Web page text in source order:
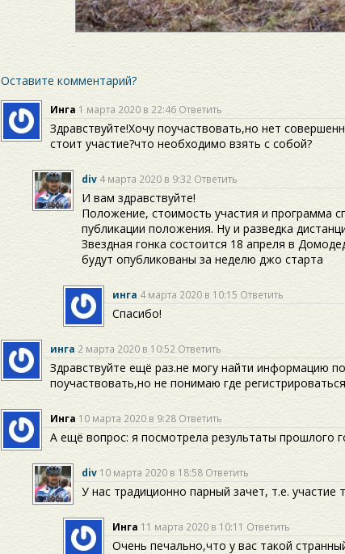
Оставите комментарий?
Инга 1 марта 2020 в 22:46 Ответить
Здравствуйте!Хочу поучаствовать,но нет
стоит участие?что необходимо взять с собой?
div 4 марта 2020 в 9:32 Ответить
И вам здравствуйте!
Положение, стоимость участия и программа
публикации положения. Ну и разведка
Звездная гонка состоится 18 апреля в
будут опубликованы за неделю джо старта
инга 4 марта 2020 в 10:15 Ответить
Спасибо!
инга 2 марта 2020 в 10:52 Ответить
Здравствуйте ещё раз.не могу найти информацию
поучаствовать,но не понимаю где
Инга 10 марта 2020 в 9:28 Ответить
А ещё вопрос: я посмотрела результаты прошлого
div 10 марта 2020 в 18:58 Ответить
У нас традиционно парный зачет, т.е.
Инга 11 марта 2020 в 10:11 Ответить
Очень печально,что у вас такой